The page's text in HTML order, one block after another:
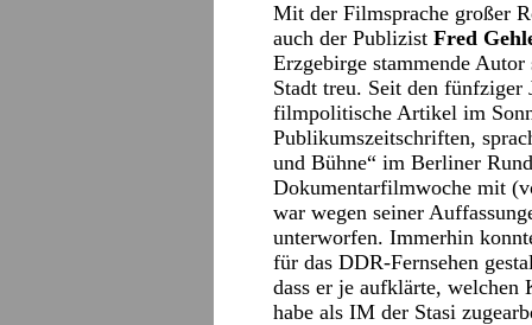
Mit der Filmsprache großer
auch der Publizist Fred
Erzgebirge stammende
Stadt treu. Seit den
filmpolitische Artikel im
Publikumszeitschriften,
und Bühne“ im Berliner
Dokumentarfilmwoche mit
war wegen seiner
unterworfen. Immerhin
für das DDR-Fernsehen
dass er je aufklärte, welchen
habe als IM der Stasi